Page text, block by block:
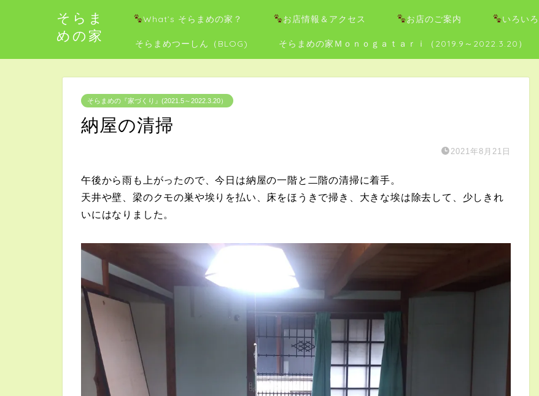
そらま
めの家
What’s そらまめの家？ お店情報＆アクセス お店のご案内 いろい
そらまめつーしん（BLOG) そらまめの家Ｍｏｎｏｇａｔａｒｉ（2019.9～2022.3.20）
そらまめの『家づくり』(2021.5～2022.3.20）
納屋の清掃
2021年8月21日
午後から雨も上がったので、今日は納屋の一階と二階の清掃に着手。
天井や壁、梁のクモの巣や埃りを払い、床をほうきで掃き、大きな埃は除去して、少しきれ
いにはなりました。